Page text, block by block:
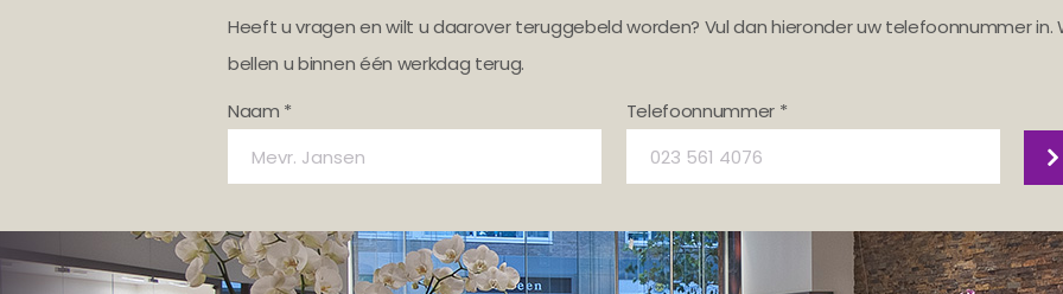
Heeft u vragen en wilt u daarover teruggebeld worden? Vul dan hieronder uw telefoonnummer in.
bellen u binnen één werkdag terug.
Naam *
Telefoonnummer *